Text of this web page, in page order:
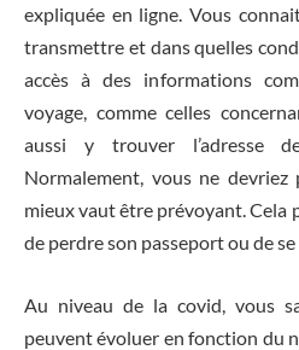
expliquée en ligne. Vous
transmettre et dans quelles
accès à des informations
voyage, comme celles
aussi y trouver l’adresse de
Normalement, vous ne devriez
mieux vaut être prévoyant. Cela
de perdre son passeport ou de
Au niveau de la covid, vous
peuvent évoluer en fonction du